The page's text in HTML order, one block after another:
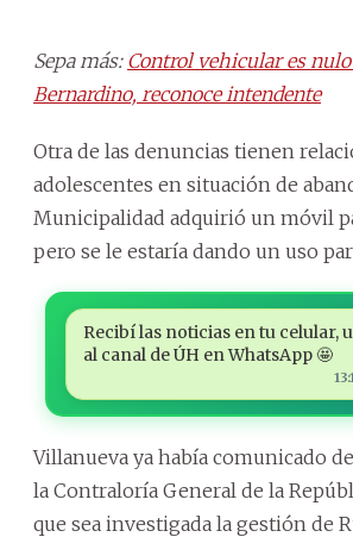
Sepa más: Control vehicular es nulo
Bernardino, reconoce intendente
Otra de las denuncias tienen
adolescentes en situación de
Municipalidad adquirió un móvil
pero se le estaría dando un uso
Recibí las noticias en tu celular,
al canal de ÚH en WhatsApp 🤩
Villanueva ya había comunicado
la Contraloría General de la
que sea investigada la gestión de